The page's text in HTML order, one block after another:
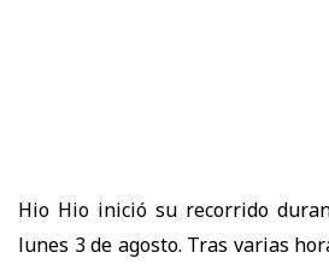
Hio Hio inició su recorrido
lunes 3 de agosto. Tras varias